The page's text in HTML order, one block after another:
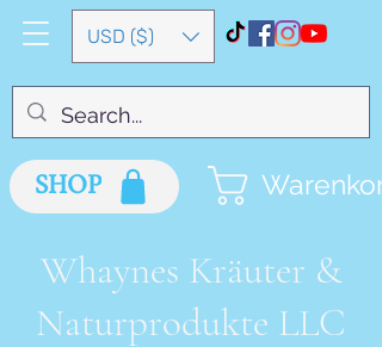
USD ($)
SHOP
Whaynes Kräuter &
Naturprodukte LLC